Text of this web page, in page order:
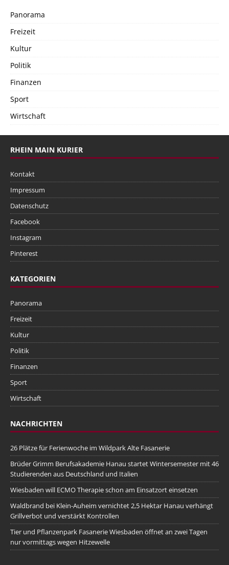
Panorama
Freizeit
Kultur
Politik
Finanzen
Sport
Wirtschaft
RHEIN MAIN KURIER
Kontakt
Impressum
Datenschutz
Facebook
Instagram
Pinterest
KATEGORIEN
Panorama
Freizeit
Kultur
Politik
Finanzen
Sport
Wirtschaft
NACHRICHTEN
26 Plätze für Ferienwoche im Wildpark Alte Fasanerie
Brüder Grimm Berufsakademie Hanau startet Wintersemester mit 46
Studierenden aus Deutschland und Italien
Wiesbaden will ECMO Therapie schon am Einsatzort einsetzen
Waldbrand bei Klein-Auheim vernichtet 2,5 Hektar Hanau verhängt
Grillverbot und verstärkt Kontrollen
Tier und Pflanzenpark Fasanerie Wiesbaden öffnet an zwei Tagen
nur vormittags wegen Hitzewelle